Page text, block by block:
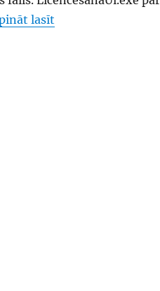
lasīt“LicensingUI.exe